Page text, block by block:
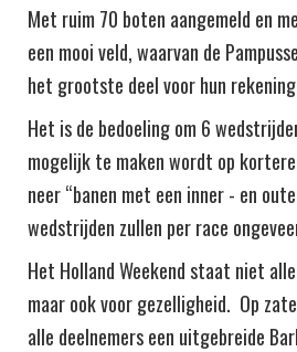
Met ruim 70 boten aangemeld en
een mooi veld, waarvan de
het grootste deel voor hun
Het is de bedoeling om 6
mogelijk te maken wordt op kortere
neer “banen met een inner - en
wedstrijden zullen per race
Het Holland Weekend staat niet
maar ook voor gezelligheid. Op
alle deelnemers een uitgebreide